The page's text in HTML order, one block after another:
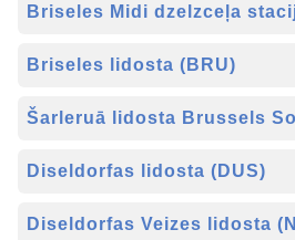
Briseles Midi dzelzceļa
Briseles lidosta (BRU)
Šarleruā lidosta Brussels
Diseldorfas lidosta (DUS)
Diseldorfas Veizes lidosta